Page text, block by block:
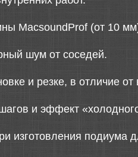
MacsoundProf (от 10 мм)
шум от соседей.
и резке, в отличие
и эффект
изготовления подиума